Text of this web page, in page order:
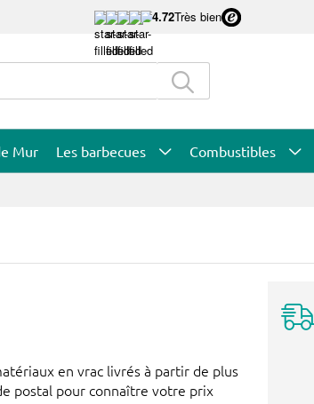
4.72Très bien
Mur Les barbecues Combustibles
en vrac livrés à partir de plus
postal pour connaître votre prix